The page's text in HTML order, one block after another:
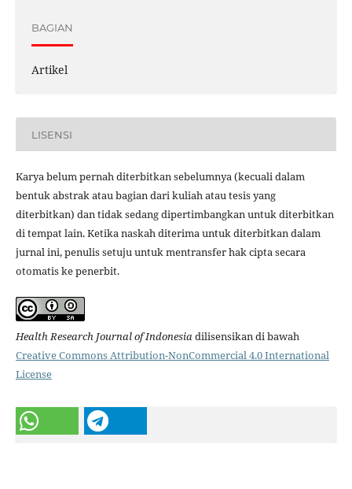
BAGIAN
Artikel
LISENSI
Karya belum pernah diterbitkan sebelumnya (kecuali dalam
bentuk abstrak atau bagian dari kuliah atau tesis yang
diterbitkan) dan tidak sedang dipertimbangkan untuk diterbitkan
di tempat lain. Ketika naskah diterima untuk diterbitkan dalam
jurnal ini, penulis setuju untuk mentransfer hak cipta secara
otomatis ke penerbit.
Health Research Journal of Indonesia dilisensikan di bawah
Creative Commons Attribution-NonCommercial 4.0 International
License